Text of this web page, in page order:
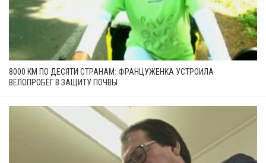
8000 КМ ПО ДЕСЯТИ СТРАНАМ: ФРАНЦУЖЕНКА УСТРОИЛА
ВЕЛОПРОБЕГ В ЗАЩИТУ ПОЧВЫ